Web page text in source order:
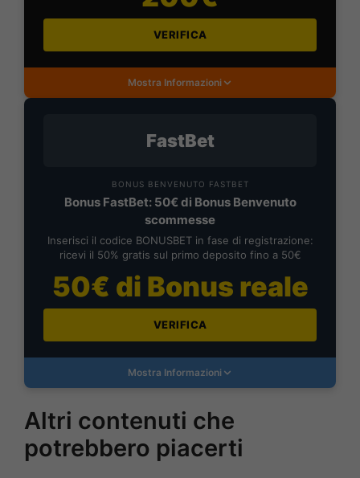
VERIFICA
Mostra Informazioni
FastBet
BONUS BENVENUTO FASTBET
Bonus FastBet: 50€ di Bonus Benvenuto
scommesse
Inserisci il codice BONUSBET in fase di registrazione:
ricevi il 50% gratis sul primo deposito fino a 50€
50€ di Bonus reale
VERIFICA
Mostra Informazioni
Altri contenuti che
potrebbero piacerti